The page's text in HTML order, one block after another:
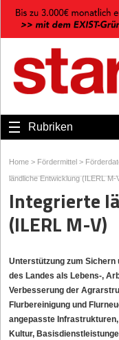
Rubriken
Home > Fördermittel >
ländliche Entwicklung (ILERL M-
Integrierte
(ILERL M-V)
Unterstützung zum Sichern
des Landes als Lebens-,
Verbesserung der
Flurbereinigung und
angepasste
Kultur,